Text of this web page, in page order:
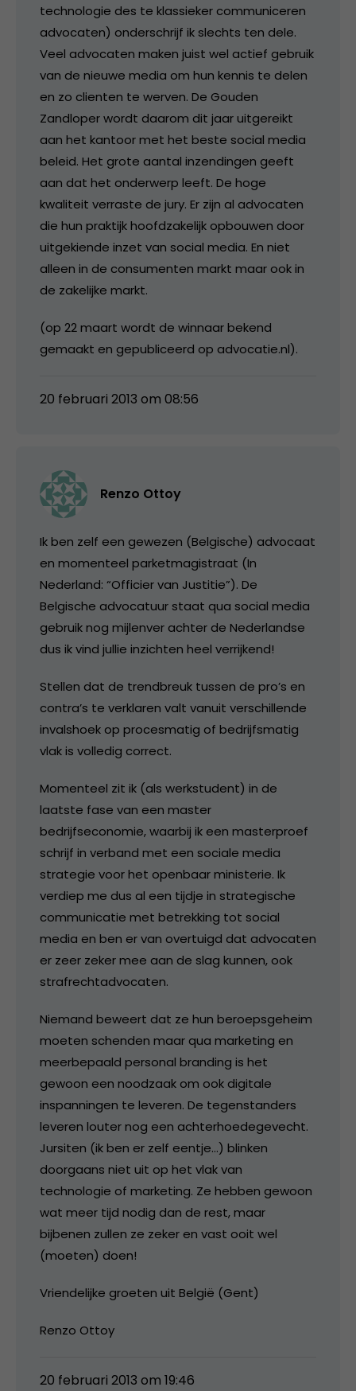
technologie des te klassieker communiceren
advocaten) onderschrijf ik slechts ten dele.
Veel advocaten maken juist wel actief gebruik
van de nieuwe media om hun kennis te delen
en zo clienten te werven. De Gouden
Zandloper wordt daarom dit jaar uitgereikt
aan het kantoor met het beste social media
beleid. Het grote aantal inzendingen geeft
aan dat het onderwerp leeft. De hoge
kwaliteit verraste de jury. Er zijn al advocaten
die hun praktijk hoofdzakelijk opbouwen door
uitgekiende inzet van social media. En niet
alleen in de consumenten markt maar ook in
de zakelijke markt.
(op 22 maart wordt de winnaar bekend
gemaakt en gepubliceerd op advocatie.nl).
20 februari 2013 om 08:56
Renzo Ottoy
Ik ben zelf een gewezen (Belgische) advocaat
en momenteel parketmagistraat (In
Nederland: “Officier van Justitie”). De
Belgische advocatuur staat qua social media
gebruik nog mijlenver achter de Nederlandse
dus ik vind jullie inzichten heel verrijkend!
Stellen dat de trendbreuk tussen de pro’s en
contra’s te verklaren valt vanuit verschillende
invalshoek op procesmatig of bedrijfsmatig
vlak is volledig correct.
Momenteel zit ik (als werkstudent) in de
laatste fase van een master
bedrijfseconomie, waarbij ik een masterproef
schrijf in verband met een sociale media
strategie voor het openbaar ministerie. Ik
verdiep me dus al een tijdje in strategische
communicatie met betrekking tot social
media en ben er van overtuigd dat advocaten
er zeer zeker mee aan de slag kunnen, ook
strafrechtadvocaten.
Niemand beweert dat ze hun beroepsgeheim
moeten schenden maar qua marketing en
meerbepaald personal branding is het
gewoon een noodzaak om ook digitale
inspanningen te leveren. De tegenstanders
leveren louter nog een achterhoedegevecht.
Jursiten (ik ben er zelf eentje…) blinken
doorgaans niet uit op het vlak van
technologie of marketing. Ze hebben gewoon
wat meer tijd nodig dan de rest, maar
bijbenen zullen ze zeker en vast ooit wel
(moeten) doen!
Vriendelijke groeten uit België (Gent)
Renzo Ottoy
20 februari 2013 om 19:46